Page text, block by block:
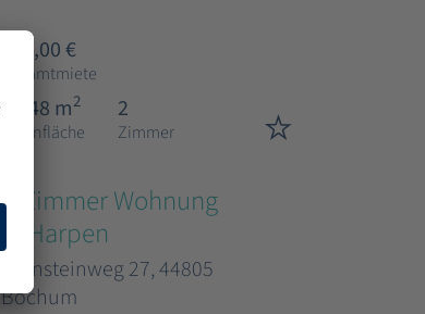
653,00 €
Gesamtmiete
50,48 m2
Wohnfläche
2
Zimmer
2-Zimmer Wohnung
in Harpen
Bernsteinweg 27, 44805
Bochum